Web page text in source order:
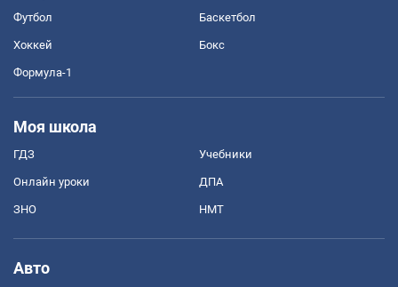
Футбол Баскетбол
Хоккей Бокс
Формула-1
Моя школа
ГДЗ Учебники
Онлайн уроки ДПА
ЗНО НМТ
Авто